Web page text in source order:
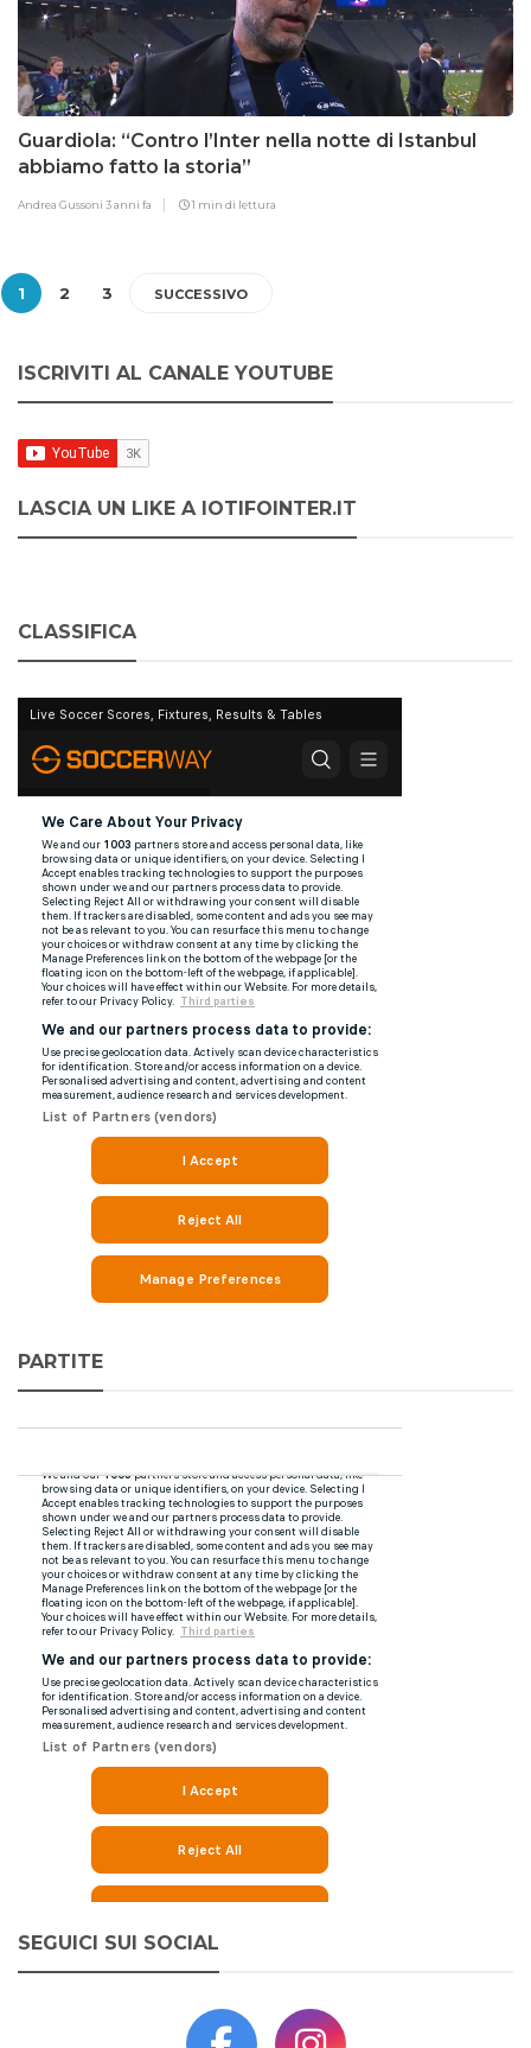
Guardiola: “Contro l’Inter nella notte di Istanbul
abbiamo fatto la storia”
Andrea Gussoni 3 anni fa 1 min di lettura
1 2 3 SUCCESSIVO
ISCRIVITI AL CANALE YOUTUBE
LASCIA UN LIKE A IOTIFOINTER.IT
CLASSIFICA
PARTITE
SEGUICI SUI SOCIAL